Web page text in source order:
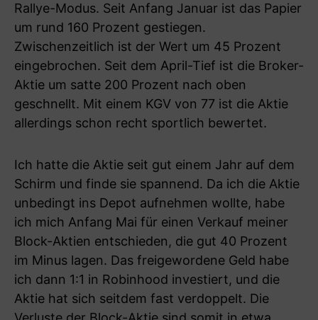
Rallye-Modus. Seit Anfang Januar ist das Papier
um rund 160 Prozent gestiegen.
Zwischenzeitlich ist der Wert um 45 Prozent
eingebrochen. Seit dem April-Tief ist die Broker-
Aktie um satte 200 Prozent nach oben
geschnellt. Mit einem KGV von 77 ist die Aktie
allerdings schon recht sportlich bewertet.
Ich hatte die Aktie seit gut einem Jahr auf dem
Schirm und finde sie spannend. Da ich die Aktie
unbedingt ins Depot aufnehmen wollte, habe
ich mich Anfang Mai für einen Verkauf meiner
Block-Aktien entschieden, die gut 40 Prozent
im Minus lagen. Das freigewordene Geld habe
ich dann 1:1 in Robinhood investiert, und die
Aktie hat sich seitdem fast verdoppelt. Die